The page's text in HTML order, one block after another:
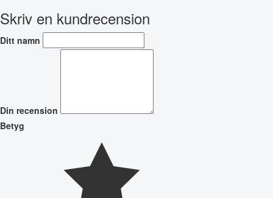
Skriv en kundrecension
Ditt namn
Din recension
Betyg